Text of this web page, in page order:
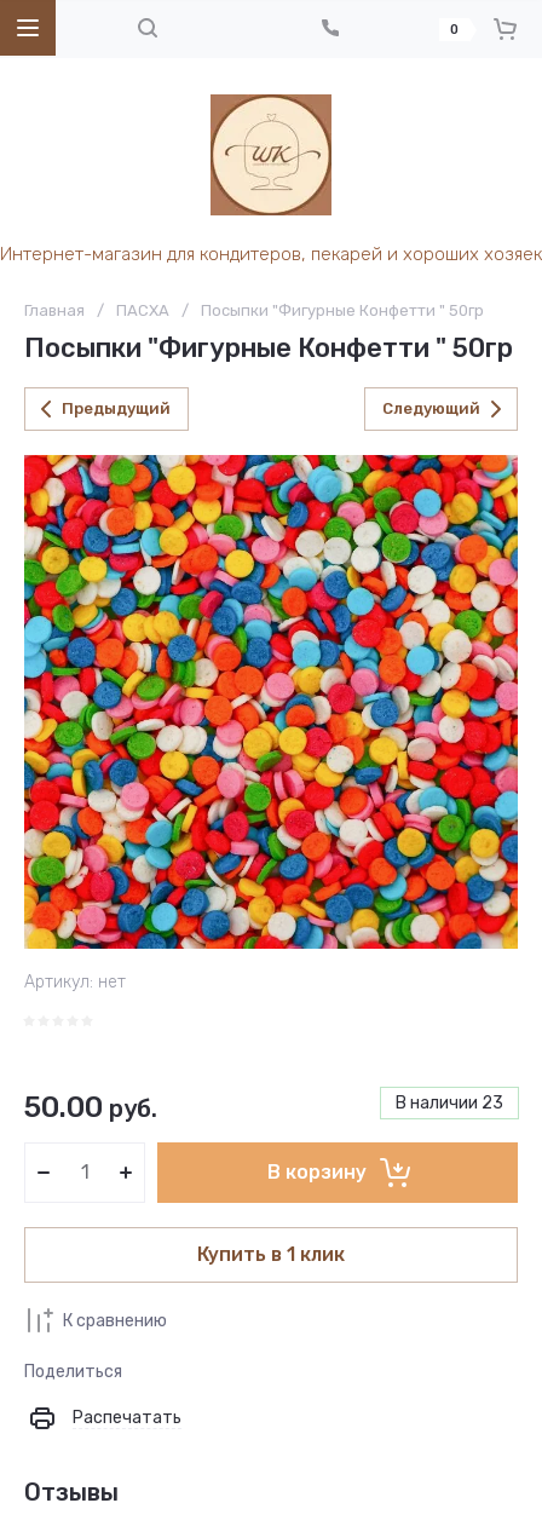
Интернет-магазин для кондитеров, пекарей и хороших хозяек
0
Главная / ПАСХА / Посыпки "Фигурные Конфетти " 50гр
Посыпки "Фигурные Конфетти " 50гр
Предыдущий Следующий
Артикул: нет
В наличии 23
50.00 руб.
В корзину
Купить в 1 клик
К сравнению
Поделиться
Распечатать
Отзывы